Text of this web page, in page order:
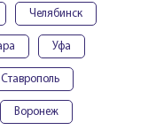
Челябинск
Уфа
Ставрополь
Воронеж